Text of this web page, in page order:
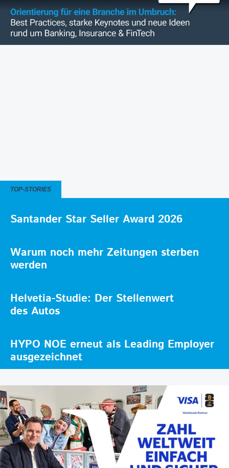
TOP-STORIES
Santander Star Seller Award 2026
Warum noch mehr Zeitungen sterben
werden
Helvetia-Studie: Der Stellenwert
des Autos
HYPO NOE erneut als Leading Employer
ausgezeichnet